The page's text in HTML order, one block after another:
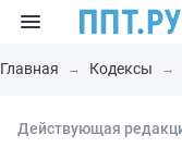
Главная Кодексы
Действующая